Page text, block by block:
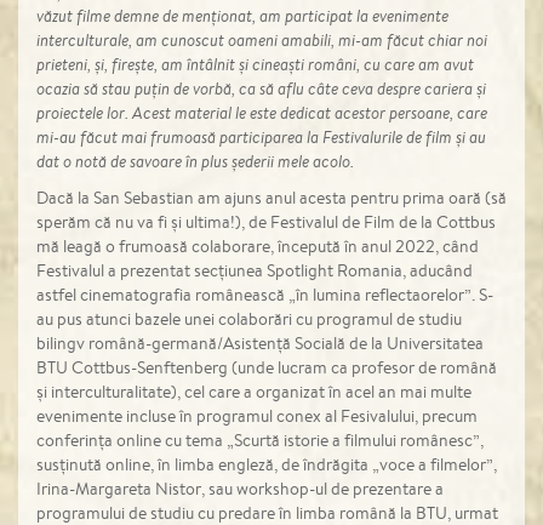
văzut filme demne de menționat, am participat la evenimente
interculturale, am cunoscut oameni amabili, mi-am făcut chiar noi
prieteni, și, firește, am întâlnit și cineaști români, cu care am avut
ocazia să stau puțin de vorbă, ca să aflu câte ceva despre cariera și
proiectele lor. Acest material le este dedicat acestor persoane, care
mi-au făcut mai frumoasă participarea la Festivalurile de film și au
dat o notă de savoare în plus șederii mele acolo.
Dacă la San Sebastian am ajuns anul acesta pentru prima oară (să
sperăm că nu va fi și ultima!), de Festivalul de Film de la Cottbus
mă leagă o frumoasă colaborare, începută în anul 2022, când
Festivalul a prezentat secțiunea Spotlight Romania, aducând
astfel cinematografia românească „în lumina reflectaorelor”. S-
au pus atunci bazele unei colaborări cu programul de studiu
bilingv română-germană/Asistență Socială de la Universitatea
BTU Cottbus-Senftenberg (unde lucram ca profesor de română
și interculturalitate), cel care a organizat în acel an mai multe
evenimente incluse în programul conex al Fesivalului, precum
conferința online cu tema „Scurtă istorie a filmului românesc”,
susținută online, în limba engleză, de îndrăgita „voce a filmelor”,
Irina-Margareta Nistor, sau workshop-ul de prezentare a
programului de studiu cu predare în limba română la BTU, urmat